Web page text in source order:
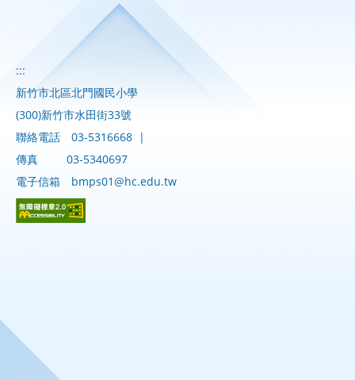
:::
新竹市北區北門國民小學
(300)新竹市水田街33號
聯絡電話
03-5316668 |
傳真
03-5340697
電子信箱
bmps01@hc.edu.tw